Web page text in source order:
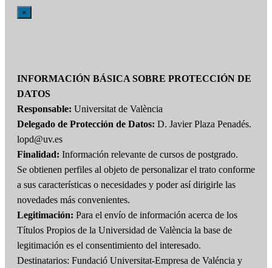
×
INFORMACIÓN BÁSICA SOBRE PROTECCIÓN DE
DATOS
Responsable: Universitat de València
Delegado de Protección de Datos: D. Javier Plaza Penadés.
lopd@uv.es
Finalidad: Información relevante de cursos de postgrado.
Se obtienen perfiles al objeto de personalizar el trato conforme
a sus características o necesidades y poder así dirigirle las
novedades más convenientes.
Legitimación: Para el envío de información acerca de los
Títulos Propios de la Universidad de València la base de
legitimación es el consentimiento del interesado.
Destinatarios: Fundació Universitat-Empresa de Valéncia y